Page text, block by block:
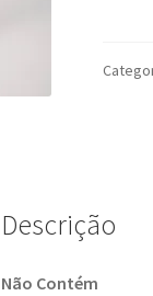
com
Descrição
Não Contém